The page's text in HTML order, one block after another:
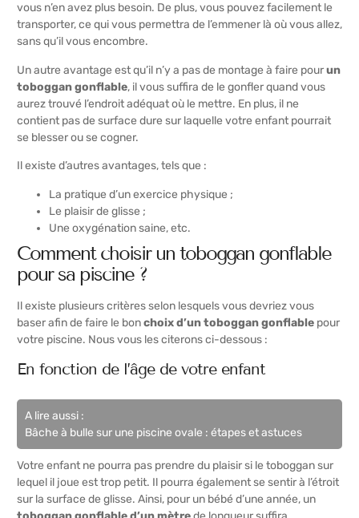
vous n’en avez plus besoin. De plus, vous pouvez facilement le
transporter, ce qui vous permettra de l’emmener là où vous allez,
sans qu’il vous encombre.
Un autre avantage est qu’il n’y a pas de montage à faire pourun
toboggan gonflable, il vous suffira de le gonfler quand vous
aurez trouvé l’endroit adéquat où le mettre. En plus, il ne
contient pas de surface dure sur laquelle votre enfant pourrait
se blesser ou se cogner.
Il existe d’autres avantages, tels que :
La pratique d’un exercice physique ;
Le plaisir de glisse ;
Une oxygénation saine, etc.
Comment choisir un toboggan gonflable
pour sa piscine ?
Il existe plusieurs critères selon lesquels vous devriez vous
baser afin de faire le bonchoix d’un toboggan gonflable pour
votre piscine. Nous vous les citerons ci-dessous :
En fonction de l’âge de votre enfant
A lire aussi :
Bâche à bulle sur une piscine ovale : étapes et astuces
Votre enfant ne pourra pas prendre du plaisir si le toboggan sur
lequel il joue est trop petit. Il pourra également se sentir à l’étroit
sur la surface de glisse. Ainsi, pour un bébé d’une année, un